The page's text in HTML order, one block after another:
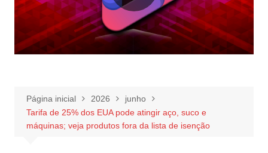
Página inicial 2026
junho
Tarifa de 25% dos EUA pode atingir aço, suco e
máquinas; veja produtos fora da lista de isenção